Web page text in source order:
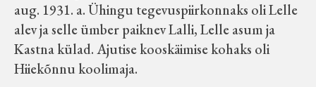
Otsi
Tagasiside
aug. 1931. a. Ühingu tegevuspiirkonnaks oli Lelle
alev ja selle ümber paiknev Lalli, Lelle asum ja
Kastna külad. Ajutise kooskäimise kohaks oli
Hiiekõnnu koolimaja.